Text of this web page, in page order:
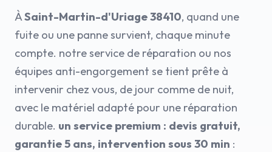
ÀSaint-Martin-d'Uriage 38410, quand une
fuite ou une panne survient, chaque minute
compte. notre service de réparation ou nos
équipes anti-engorgement se tient prête à
intervenir chez vous, de jour comme de nuit,
avec le matériel adapté pour une réparation
durable. un service premium : devis gratuit,
garantie 5 ans, intervention sous 30 min :